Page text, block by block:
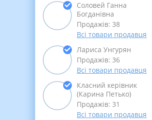
Соловей Ганна
Богданівна
Продажів: 38
Всі товари продавця
Лариса Унгурян
Продажів: 36
Всі товари продавця
Класний керівник
(Карина Петько)
Продажів: 31
Всі товари продавця